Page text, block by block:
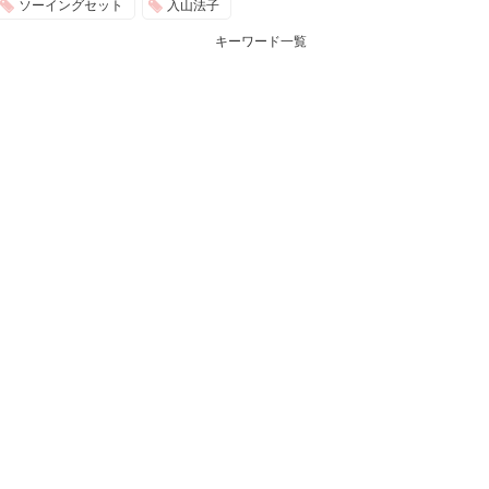
ソーイングセット 入山法子
キーワード一覧